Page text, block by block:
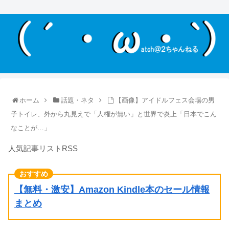
ホーム 話題・ネタ
【画像】アイドルフェス会場の男
子トイレ、外から丸見えで「人権が無い」と世界で炎上「日本でこん
なことが…」
人気記事リストRSS
【無料・激安】Amazon Kindle本のセール情報
まとめ